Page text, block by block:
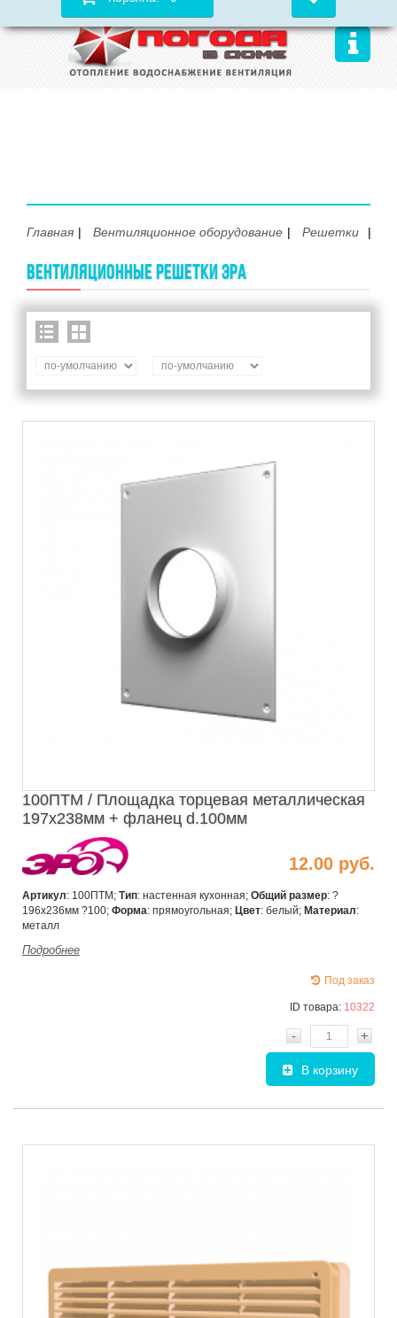
Главная Вентиляционное оборудование Решетки
ВЕНТИЛЯЦИОННЫЕ РЕШЕТКИ ЭРА
100ПТМ / Площадка торцевая металлическая
197х238мм + фланец d.100мм
12.00 руб.
Артикул: 100ПТМ; Тип: настенная кухонная; Общий размер: ?
196х236мм ?100; Форма: прямоугольная; Цвет: белый; Материал:
металл
Подробнее
Под заказ
ID товара: 10322
- +
В корзину